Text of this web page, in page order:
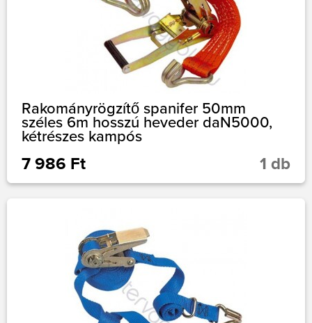
Rakományrögzítő spanifer 50mm
széles 6m hosszú heveder daN5000,
kétrészes kampós
7 986 Ft 1 db